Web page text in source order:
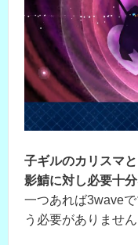
子ギルのカリスマ
影鯖に対し必要十
一つあれば3wave
う必要がありません